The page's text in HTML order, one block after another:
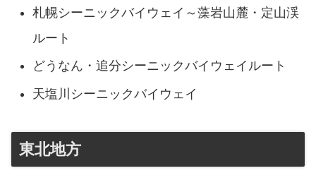
札幌シーニックバイウェイ～藻岩山麓・定山渓
ルート
どうなん・追分シーニックバイウェイルート
天塩川シーニックバイウェイ
東北地方